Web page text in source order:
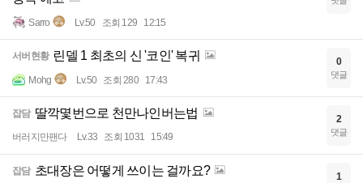
Sarro Lv.50 조회 129 12:15
서버현황 린델 1 최초의 신 '코인' 복귀
Mohg Lv.50 조회 280 17:43
0
댓글
잡담 딸깍몇번으로 천만나인버는법
버러지만팬다 Lv.33 조회 1031 15:49
2
댓글
잡담 초대장은 어떻게 쓰이는 걸까요? 1